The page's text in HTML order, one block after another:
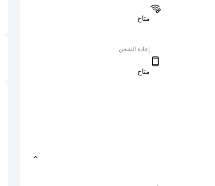
متاح
إعادة الشحن
متاح